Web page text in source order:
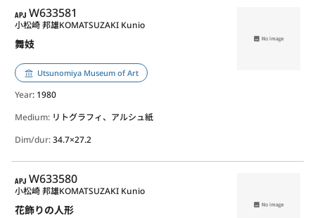
APJ
W633581
舞妓
小松崎 邦雄KOMATSUZAKI Kunio
Utsunomiya Museum of Art
Year: 1980
Medium: リトグラフィ、アルシュ紙
Dim/dur:34.7×27.2
APJ
W633580
花飾りの人形
小松崎 邦雄KOMATSUZAKI Kunio